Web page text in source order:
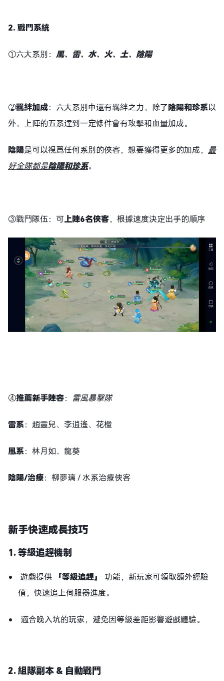
2. 戰鬥系統
①六大系別： 風、雷、水、火、土、陰陽
②羈絆加成：六大系別中還有羈絆之力，除了陰陽和珍系以
外，上陣的五系達到一定條件會有攻擊和血量加成。
陰陽是可以視爲任何系別的俠客，想要獲得更多的加成， 最
好全隊都是陰陽和珍系。
③戰鬥隊伍：可上陣6名俠客，根據速度決定出手的順序
④推薦新手陣容： 雷風暴擊隊
雷系：趙靈兒、李逍遙、花楹
風系：林月如、龍葵
陰陽/治療：柳夢璃 / 水系治療俠客
新手快速成長技巧
1. 等級追趕機制
遊戲提供 「等級追趕」
功能，新玩家可領取額外經驗
值，快速追上伺服器進度。
適合晚入坑的玩家，避免因等級差距影響遊戲體驗。
2. 組隊副本 & 自動戰鬥